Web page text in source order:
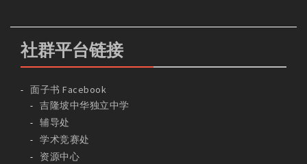
社群平台链接
面子书 Facebook
吉隆坡中华独立中学
辅导处
学术竞赛处
资源中心